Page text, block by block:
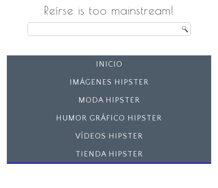
Reírse is too mainstream!
INICIO
IMÁGENES HIPSTER
MODA HIPSTER
HUMOR GRÁFICO HIPSTER
VÍDEOS HIPSTER
TIENDA HIPSTER